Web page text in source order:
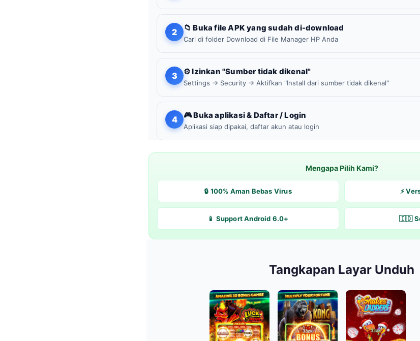
2 📁 Buka file APK yang sudah di-download
Cari di folder Download di File Manager HP Anda
3 ⚙️ Izinkan "Sumber tidak dikenal"
Settings → Security → Aktifkan "Install dari sumber tidak dikenal"
4 🎮 Buka aplikasi & Daftar / Login
Aplikasi siap dipakai, daftar akun atau login
Mengapa Pilih Kami?
🔒 100% Aman Bebas Virus ⚡
📱 Support Android 6.0+ 🇮🇩
Tangkapan Layar Unduh